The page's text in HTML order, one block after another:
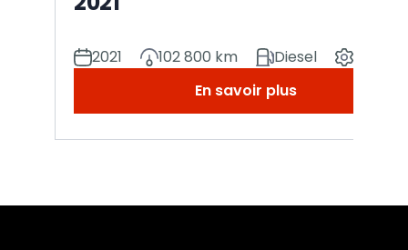
2021 102 800 km Diesel
En savoir plus